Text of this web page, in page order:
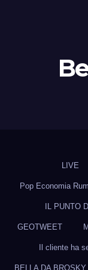
LIVE
Pop Economia
IL PUNTO
GEOTWEET
Il cliente ha
BELLA DA BROSKY